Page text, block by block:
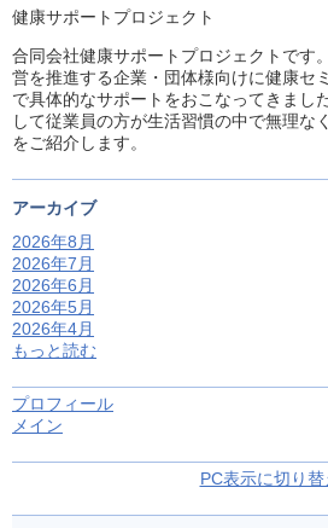
健康サポートプロジェクト
合同会社健康サポートプロジェクトです
営を推進する企業・団体様向けに健康セ
で具体的なサポートをおこなってきまし
して従業員の方が生活習慣の中で無理な
をご紹介します。
アーカイブ
2026年8月
2026年7月
2026年6月
2026年5月
2026年4月
もっと読む
プロフィール
メイン
PC表示に切り替